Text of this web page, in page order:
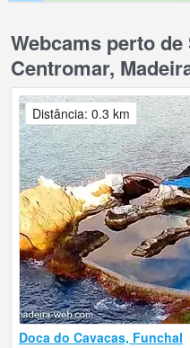
Webcams perto
Centromar,
Doca do Cavacas, Funchal
Distância: 0.3 km